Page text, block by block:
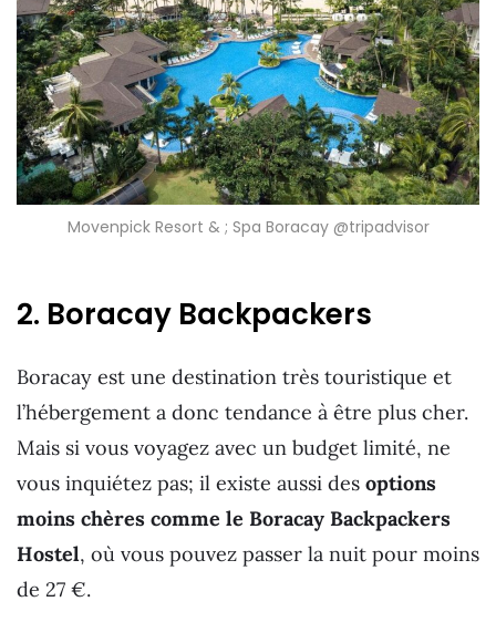
Movenpick Resort & ; Spa Boracay @tripadvisor
2. Boracay Backpackers
Boracay est une destination très touristique et
l’hébergement a donc tendance à être plus cher.
Mais si vous voyagez avec un budget limité, ne
vous inquiétez pas; il existe aussi des options
moins chères comme le Boracay Backpackers
Hostel, où vous pouvez passer la nuit pour moins
de 27 €.